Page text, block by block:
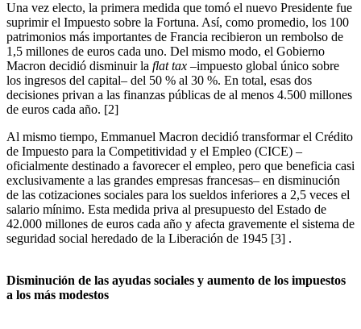
Una vez electo, la primera medida que tomó el nuevo Presidente fue
suprimir el Impuesto sobre la Fortuna. Así, como promedio, los 100
patrimonios más importantes de Francia recibieron un rembolso de
1,5 millones de euros cada uno. Del mismo modo, el Gobierno
Macron decidió disminuir la flat tax –impuesto global único sobre
los ingresos del capital– del 50 % al 30 %. En total, esas dos
decisiones privan a las finanzas públicas de al menos 4.500 millones
de euros cada año. [2]
Al mismo tiempo, Emmanuel Macron decidió transformar el Crédito
de Impuesto para la Competitividad y el Empleo (CICE) –
oficialmente destinado a favorecer el empleo, pero que beneficia casi
exclusivamente a las grandes empresas francesas– en disminución
de las cotizaciones sociales para los sueldos inferiores a 2,5 veces el
salario mínimo. Esta medida priva al presupuesto del Estado de
42.000 millones de euros cada año y afecta gravemente el sistema de
seguridad social heredado de la Liberación de 1945 [3] .
Disminución de las ayudas sociales y aumento de los impuestos
a los más modestos